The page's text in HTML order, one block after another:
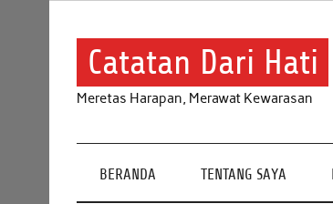
Catatan Dari Hati
Meretas Harapan, Merawat Kewarasan
BERANDA TENTANG SAYA